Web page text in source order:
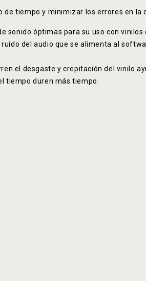
de tiempo y minimizar los errores en la
sonido óptimas para su uso con vinilos
del audio que se alimenta al
el desgaste y crepitación del vinilo
tiempo duren más tiempo.